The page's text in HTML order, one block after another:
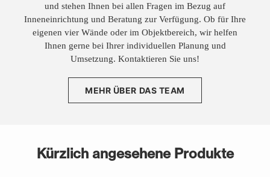
und stehen Ihnen bei allen Fragen im Bezug auf
Inneneinrichtung und Beratung zur Verfügung. Ob für Ihre
eigenen vier Wände oder im Objektbereich, wir helfen
Ihnen gerne bei Ihrer individuellen Planung und
Umsetzung. Kontaktieren Sie uns!
MEHR ÜBER DAS TEAM
Kürzlich angesehene Produkte